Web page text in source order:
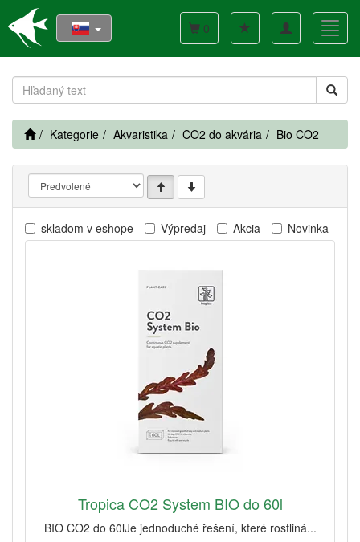
Toggle
navigation
0
Kategorie Akvaristika CO2 do akvária Bio CO2
skladom v eshope Výpredaj Akcia Novinka
Tropica CO2 System BIO do 60l
BIO CO2 do 60lJe jednoduché řešení, které rostliná...